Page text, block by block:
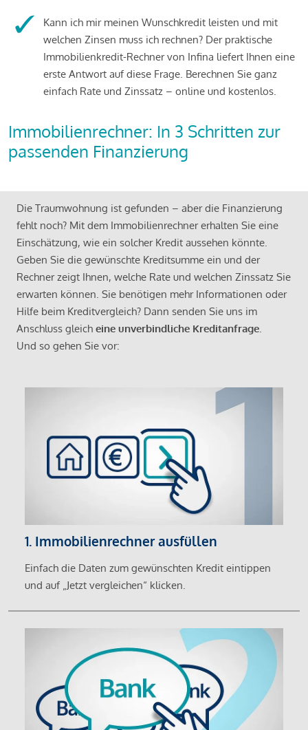
Kann ich mir meinen Wunschkredit leisten und mit
welchen Zinsen muss ich rechnen? Der praktische
Immobilienkredit-Rechner von Infina liefert Ihnen eine
erste Antwort auf diese Frage. Berechnen Sie ganz
einfach Rate und Zinssatz – online und kostenlos.
Immobilienrechner: In 3 Schritten zur
passenden Finanzierung
Die Traumwohnung ist gefunden – aber die Finanzierung
fehlt noch? Mit dem Immobilienrechner erhalten Sie eine
Einschätzung, wie ein solcher Kredit aussehen könnte.
Geben Sie die gewünschte Kreditsumme ein und der
Rechner zeigt Ihnen, welche Rate und welchen Zinssatz Sie
erwarten können. Sie benötigen mehr Informationen oder
Hilfe beim Kreditvergleich? Dann senden Sie uns im
Anschluss gleich eine unverbindliche Kreditanfrage.
Und so gehen Sie vor:
1. Immobilienrechner ausfüllen
Einfach die Daten zum gewünschten Kredit eintippen
und auf „Jetzt vergleichen“ klicken.